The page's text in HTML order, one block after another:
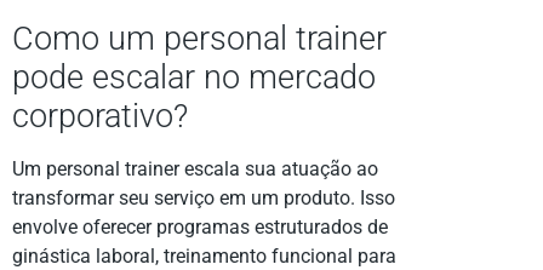
Como um personal trainer
pode escalar no mercado
corporativo?
Um personal trainer escala sua atuação ao
transformar seu serviço em um produto. Isso
envolve oferecer programas estruturados de
ginástica laboral, treinamento funcional para